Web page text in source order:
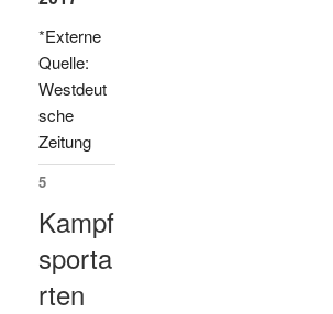
*Externe
Quelle:
Westdeut
sche
Zeitung
5
Kampf
sporta
rten